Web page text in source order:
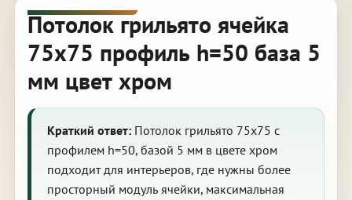
Потолок грильято ячейка
75х75 профиль h=50 база 5
мм цвет хром
Краткий ответ:Потолок грильято 75х75 с
профилем h=50, базой 5 мм в цвете хром
подходит для интерьеров, где нужны более
просторный модуль ячейки, максимальная